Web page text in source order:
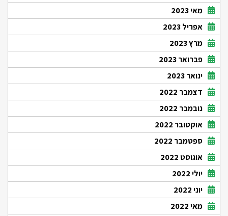
מאי 2023
אפריל 2023
מרץ 2023
פברואר 2023
ינואר 2023
דצמבר 2022
נובמבר 2022
אוקטובר 2022
ספטמבר 2022
אוגוסט 2022
יולי 2022
יוני 2022
מאי 2022